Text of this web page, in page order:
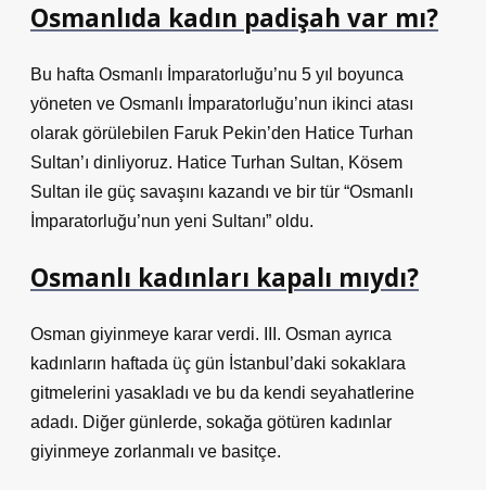
Osmanlıda kadın padişah var mı?
Bu hafta Osmanlı İmparatorluğu’nu 5 yıl boyunca
yöneten ve Osmanlı İmparatorluğu’nun ikinci atası
olarak görülebilen Faruk Pekin’den Hatice Turhan
Sultan’ı dinliyoruz. Hatice Turhan Sultan, Kösem
Sultan ile güç savaşını kazandı ve bir tür “Osmanlı
İmparatorluğu’nun yeni Sultanı” oldu.
Osmanlı kadınları kapalı mıydı?
Osman giyinmeye karar verdi. III. Osman ayrıca
kadınların haftada üç gün İstanbul’daki sokaklara
gitmelerini yasakladı ve bu da kendi seyahatlerine
adadı. Diğer günlerde, sokağa götüren kadınlar
giyinmeye zorlanmalı ve basitçe.